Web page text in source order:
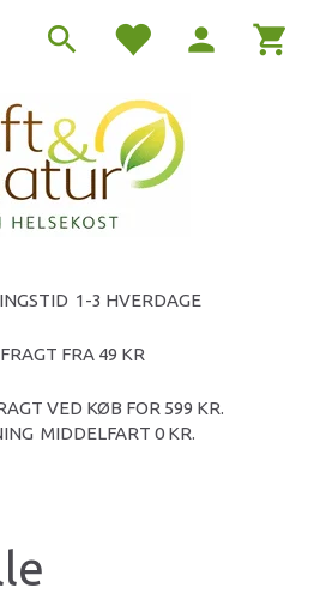
1-3 HVERDAGE
FRAGT FRA 49 KR
VED KØB FOR 599 KR.
MIDDELFART 0 KR.